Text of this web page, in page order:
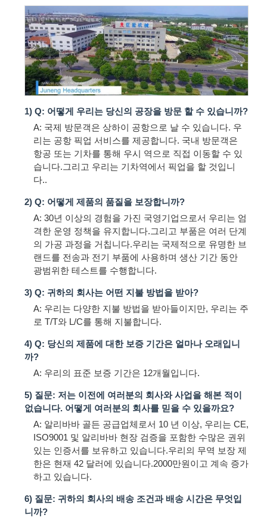
1) Q: 어떻게 우리는 당신의 공장을 방문 할 수 있습니까?
A: 국제 방문객은 상하이 공항으로 날 수 있습니다. 우
리는 공항 픽업 서비스를 제공합니다. 국내 방문객은
항공 또는 기차를 통해 우시 역으로 직접 이동할 수 있
습니다.그리고 우리는 기차역에서 픽업을 할 것입니
다..
2) Q: 어떻게 제품의 품질을 보장합니까?
A: 30년 이상의 경험을 가진 국영기업으로서 우리는 엄
격한 운영 정책을 유지합니다.그리고 부품은 여러 단계
의 가공 과정을 거칩니다.우리는 국제적으로 유명한 브
랜드를 전송과 전기 부품에 사용하며 생산 기간 동안
광범위한 테스트를 수행합니다.
3) Q: 귀하의 회사는 어떤 지불 방법을 받아?
A: 우리는 다양한 지불 방법을 받아들이지만, 우리는 주
로 T/T와 L/C를 통해 지불합니다.
4) Q: 당신의 제품에 대한 보증 기간은 얼마나 오래입니
까?
A: 우리의 표준 보증 기간은 12개월입니다.
5) 질문: 저는 이전에 여러분의 회사와 사업을 해본 적이
없습니다. 어떻게 여러분의 회사를 믿을 수 있을까요?
A: 알리바바 골든 공급업체로서 10 년 이상, 우리는 CE,
ISO9001 및 알리바바 현장 검증을 포함한 수많은 권위
있는 인증서를 보유하고 있습니다.우리의 무역 보장 제
한은 현재 42 달러에 있습니다.2000만원이고 계속 증가
하고 있습니다.
6) 질문: 귀하의 회사의 배송 조건과 배송 시간은 무엇입
니까?